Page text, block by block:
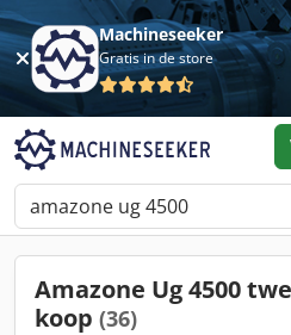
Machineseeker
Gratis in de store
Amazone Ug 4500
koop (36)